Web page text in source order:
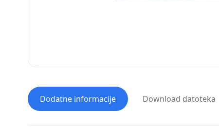
Dodatne informacije Download datoteka